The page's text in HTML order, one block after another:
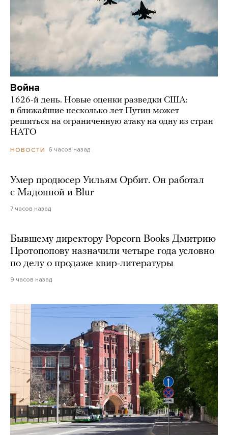
Война
1626-й день. Новые оценки разведки США:
в ближайшие несколько лет Путин может
решиться на ограниченную атаку на одну из стран
НАТО
НОВОСТИ 6 часов назад
Умер продюсер Уильям Орбит. Он работал
с Мадонной и Blur
7 часов назад
Бывшему директору Popcorn Books Дмитрию
Протопопову назначили четыре года условно
по делу о продаже квир-литературы
9 часов назад